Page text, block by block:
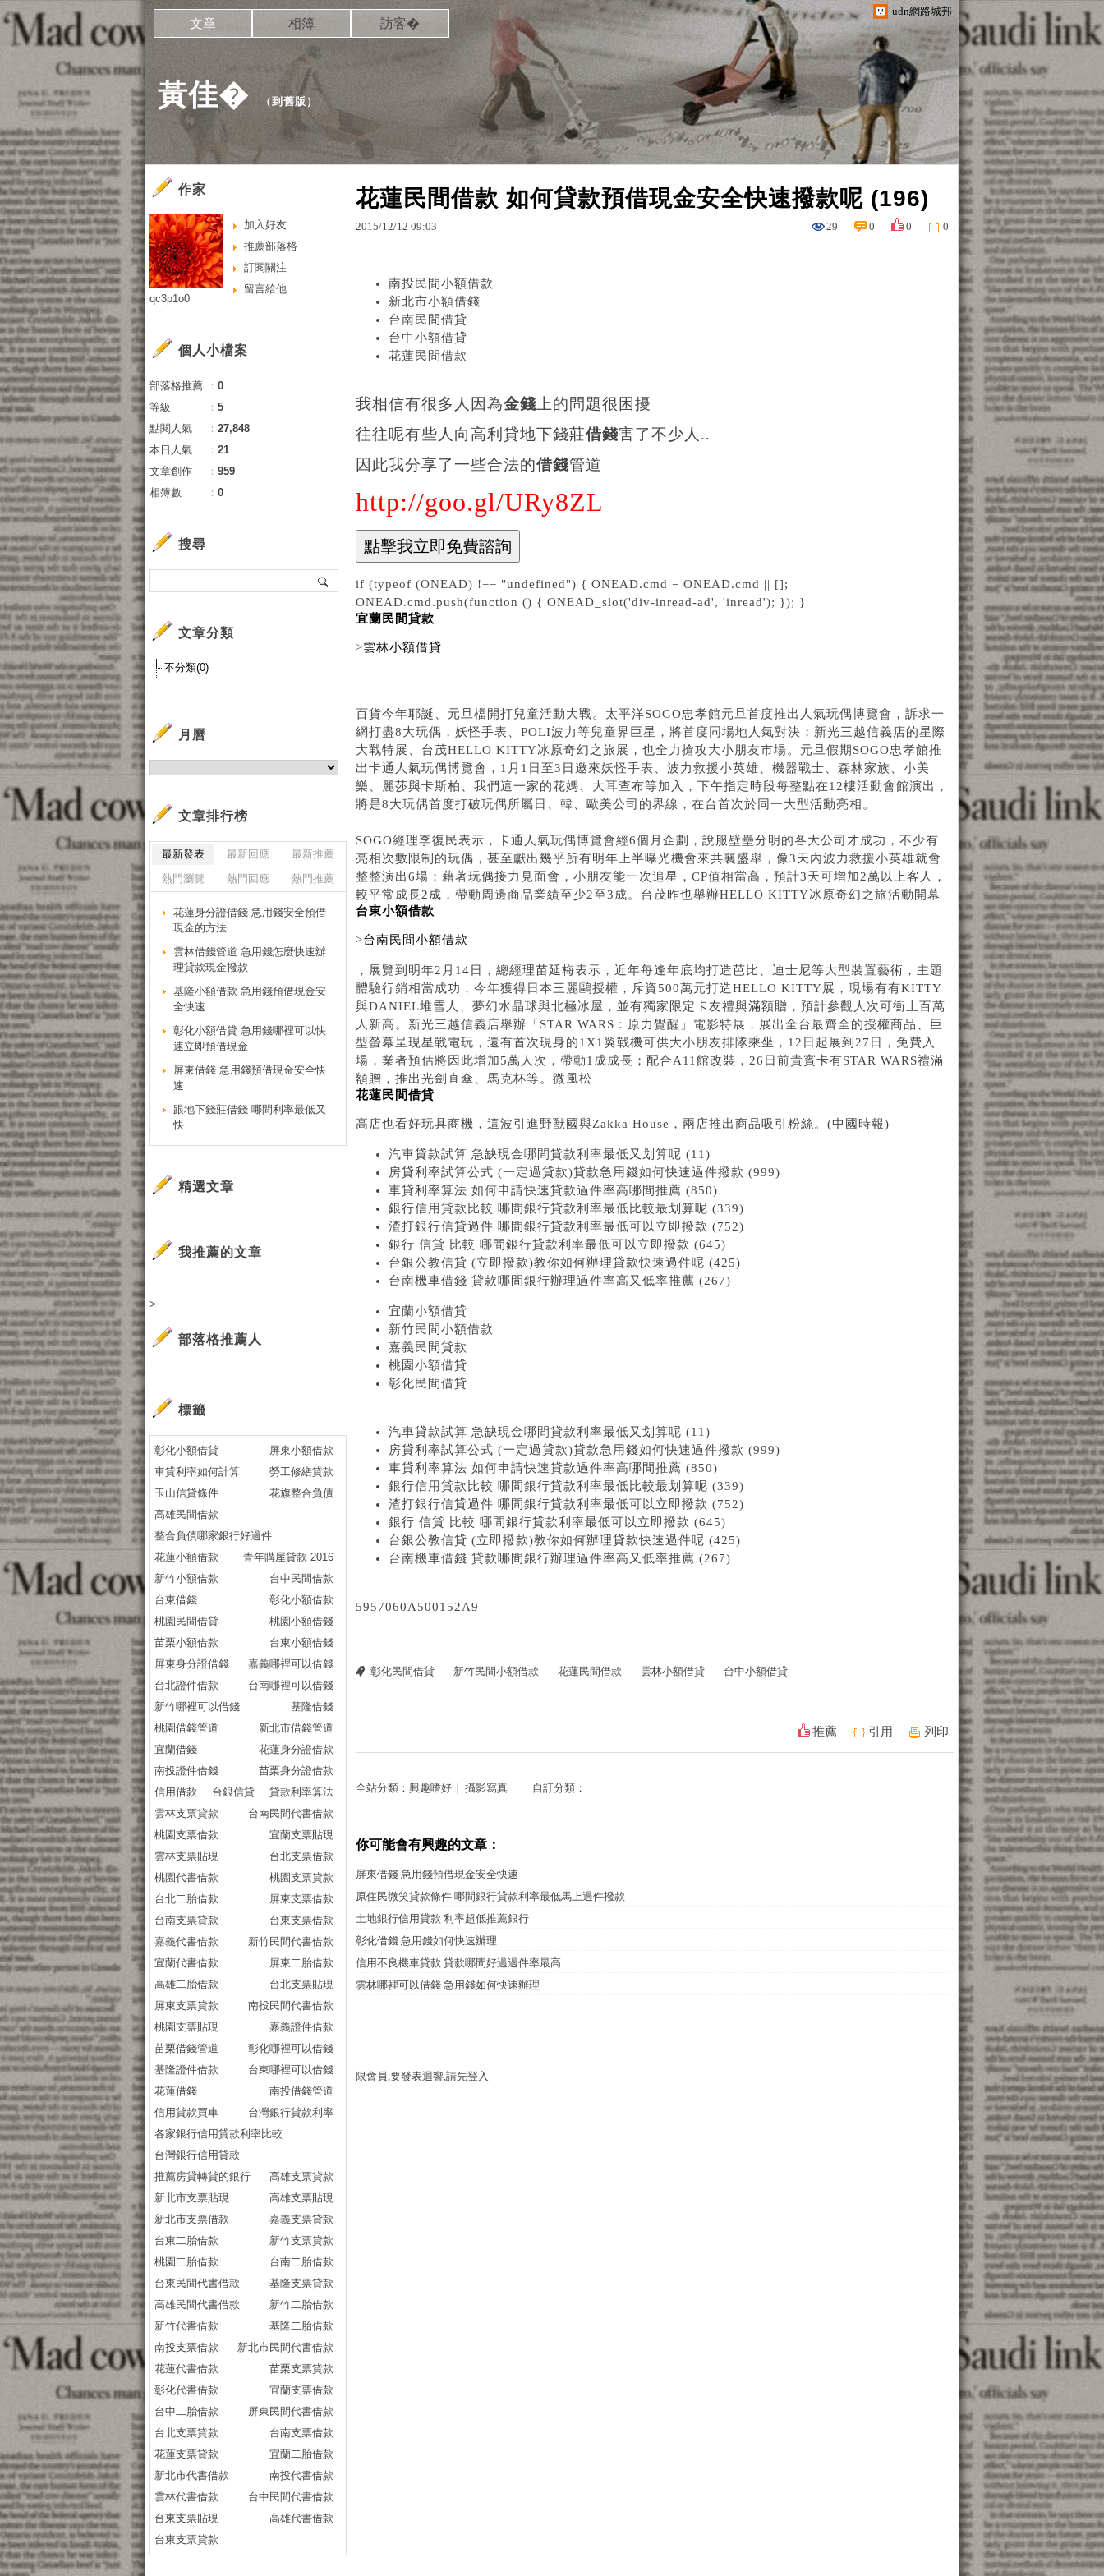
udn網路城邦
黃佳� （到舊版 ）
文章 相簿 訪客�
花蓮民間借款 如何貸款預借現金安全快速撥款呢 (196)
2015/12/12 09:03 29 0 0 0
南投民間小額借款
新北市小額借錢
台南民間借貸
台中小額借貸
花蓮民間借款
我相信有很多人因為金錢 上的問題很困擾
往往呢有些人向高利貸地下錢莊借錢害了不少人..
因此我分享了一些合法的借錢管道
http://goo.gl/URy8ZL
if (typeof (ONEAD) !== "undefined") { ONEAD.cmd = ONEAD.cmd || [];
ONEAD.cmd.push(function () { ONEAD_slot('div-inread-ad', 'inread'); }); }
宜蘭民間貸款
>雲林小額借貸
百貨今年耶誕、元旦檔開打兒童活動大戰。太平洋SOGO忠孝館元旦首度推出人氣玩偶博覽會，訴求一
網打盡8大玩偶，妖怪手表、POLI波力等兒童界巨星，將首度同場地人氣對決；新光三越信義店的星際
大戰特展、台茂HELLO KITTY冰原奇幻之旅展，也全力搶攻大小朋友市場。元旦假期SOGO忠孝館推
出卡通人氣玩偶博覽會，1月1日至3日邀來妖怪手表、波力救援小英雄、機器戰士、森林家族、小美
樂、麗莎與卡斯柏、我們這一家的花媽、大耳查布等加入，下午指定時段每整點在12樓活動會館演出，
將是8大玩偶首度打破玩偶所屬日、韓、歐美公司的界線，在台首次於同一大型活動亮相。
SOGO經理李復民表示，卡通人氣玩偶博覽會經6個月企劃，說服壁壘分明的各大公司才成功，不少有
亮相次數限制的玩偶，甚至獻出幾乎所有明年上半曝光機會來共襄盛舉，像3天內波力救援小英雄就會
整整演出6場；藉著玩偶接力見面會，小朋友能一次追星，CP值相當高，預計3天可增加2萬以上客人，
較平常成長2成，帶動周邊商品業績至少2至3成。台茂昨也舉辦HELLO KITTY冰原奇幻之旅活動開幕
台東小額借款
>台南民間小額借款
，展覽到明年2月14日，總經理苗延梅表示，近年每逢年底均打造芭比、迪士尼等大型裝置藝術，主題
體驗行銷相當成功，今年獲得日本三麗鷗授權，斥資500萬元打造HELLO KITTY展，現場有有KITTY
與DANIEL堆雪人、夢幻水晶球與北極冰屋，並有獨家限定卡友禮與滿額贈，預計參觀人次可衝上百萬
人新高。新光三越信義店舉辦「STAR WARS：原力覺醒」電影特展，展出全台最齊全的授權商品、巨
型螢幕呈現星戰電玩，還有首次現身的1X1翼戰機可供大小朋友排隊乘坐，12日起展到27日，免費入
場，業者預估將因此增加5萬人次，帶動1成成長；配合A11館改裝，26日前貴賓卡有STAR WARS禮滿
額贈，推出光劍直傘、馬克杯等。微風松
花蓮民間借貸
高店也看好玩具商機，這波引進野獸國與Zakka House，兩店推出商品吸引粉絲。(中國時報)
汽車貸款試算 急缺現金哪間貸款利率最低又划算呢 (11)
房貸利率試算公式 (一定過貸款)貸款急用錢如何快速過件撥款 (999)
車貸利率算法 如何申請快速貸款過件率高哪間推薦 (850)
銀行信用貸款比較 哪間銀行貸款利率最低比較最划算呢 (339)
渣打銀行信貸過件 哪間銀行貸款利率最低可以立即撥款 (752)
銀行 信貸 比較 哪間銀行貸款利率最低可以立即撥款 (645)
台銀公教信貸 (立即撥款)教你如何辦理貸款快速過件呢 (425)
台南機車借錢 貸款哪間銀行辦理過件率高又低率推薦 (267)
宜蘭小額借貸
新竹民間小額借款
嘉義民間貸款
桃園小額借貸
彰化民間借貸
汽車貸款試算 急缺現金哪間貸款利率最低又划算呢 (11)
房貸利率試算公式 (一定過貸款)貸款急用錢如何快速過件撥款 (999)
車貸利率算法 如何申請快速貸款過件率高哪間推薦 (850)
銀行信用貸款比較 哪間銀行貸款利率最低比較最划算呢 (339)
渣打銀行信貸過件 哪間銀行貸款利率最低可以立即撥款 (752)
銀行 信貸 比較 哪間銀行貸款利率最低可以立即撥款 (645)
台銀公教信貸 (立即撥款)教你如何辦理貸款快速過件呢 (425)
台南機車借錢 貸款哪間銀行辦理過件率高又低率推薦 (267)
5957060A500152A9
彰化民間借貸 新竹民間小額借款 花蓮民間借款 雲林小額借貸 台中小額借貸
推薦 引用 列印
全站分類： 興趣嗜好 攝影寫真 自訂分類：
你可能會有興趣的文章：
屏東借錢 急用錢預借現金安全快速
原住民微笑貸款條件 哪間銀行貸款利率最低馬上過件撥款
土地銀行信用貸款 利率超低推薦銀行
彰化借錢 急用錢如何快速辦理
信用不良機車貸款 貸款哪間好過過件率最高
雲林哪裡可以借錢 急用錢如何快速辦理
限會員,要發表迴響,請先登入
作家
加入好友
推薦部落格
訂閱關注
留言給他
qc3p1o0
個人小檔案
部落格推薦 ： 0
等級
： 5
點閱人氣
： 27,848
本日人氣
： 21
文章創作
： 959
相簿數
： 0
搜尋
文章分類
不分類(0)
月曆
文章排行榜
最新發表 最新回應
最新推薦
熱門瀏覽
熱門回應 熱門推薦
花蓮身分證借錢 急用錢安全預借
現金的方法
雲林借錢管道 急用錢怎麼快速辦
理貸款現金撥款
基隆小額借款 急用錢預借現金安
全快速
彰化小額借貸 急用錢哪裡可以快
速立即預借現金
屏東借錢 急用錢預借現金安全快
速
跟地下錢莊借錢 哪間利率最低又
快
精選文章
我推薦的文章
>
部落格推薦人
標籤
彰化小額借貸
屏東小額借款
車貸利率如何計算
勞工修繕貸款
玉山信貸條件
花旗整合負債
高雄民間借款
整合負債哪家銀行好過件
花蓮小額借款
青年購屋貸款 2016
新竹小額借款
台中民間借款
台東借錢
彰化小額借款
桃園民間借貸
桃園小額借錢
苗栗小額借款
台東小額借錢
屏東身分證借錢
嘉義哪裡可以借錢
台北證件借款
台南哪裡可以借錢
新竹哪裡可以借錢
基隆借錢
桃園借錢管道
新北市借錢管道
宜蘭借錢
花蓮身分證借款
南投證件借錢
苗栗身分證借款
信用借款
台銀信貸
貸款利率算法
雲林支票貸款
台南民間代書借款
桃園支票借款
宜蘭支票貼現
雲林支票貼現
台北支票借款
桃園代書借款
桃園支票貸款
台北二胎借款
屏東支票借款
台南支票貸款
台東支票借款
嘉義代書借款
新竹民間代書借款
宜蘭代書借款
屏東二胎借款
高雄二胎借款
台北支票貼現
屏東支票貸款
南投民間代書借款
桃園支票貼現
嘉義證件借款
苗栗借錢管道
彰化哪裡可以借錢
基隆證件借款
台東哪裡可以借錢
花蓮借錢
南投借錢管道
信用貸款買車
台灣銀行貸款利率
各家銀行信用貸款利率比較
台灣銀行信用貸款
推薦房貸轉貸的銀行
高雄支票貸款
新北市支票貼現
高雄支票貼現
新北市支票借款
嘉義支票貸款
台東二胎借款
新竹支票貸款
桃園二胎借款
台南二胎借款
台東民間代書借款
基隆支票貸款
高雄民間代書借款
新竹二胎借款
新竹代書借款
基隆二胎借款
南投支票借款
新北市民間代書借款
花蓮代書借款
苗栗支票貸款
彰化代書借款
宜蘭支票借款
台中二胎借款
屏東民間代書借款
台北支票貸款
台南支票借款
花蓮支票貸款
宜蘭二胎借款
新北市代書借款
南投代書借款
雲林代書借款
台中民間代書借款
台東支票貼現
高雄代書借款
台東支票貸款